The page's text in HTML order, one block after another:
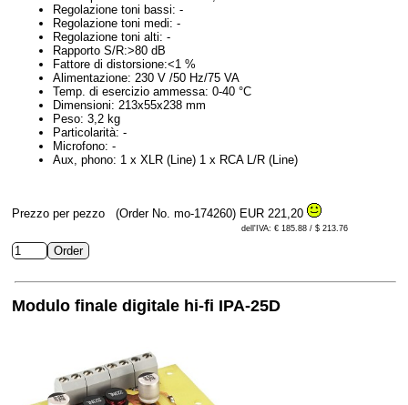
Regolazione toni bassi: -
Regolazione toni medi: -
Regolazione toni alti: -
Rapporto S/R:>80 dB
Fattore di distorsione:<1 %
Alimentazione: 230 V /50 Hz/75 VA
Temp. di esercizio ammessa: 0-40 °C
Dimensioni: 213x55x238 mm
Peso: 3,2 kg
Particolarità: -
Microfono: -
Aux, phono: 1 x XLR (Line) 1 x RCA L/R (Line)
Prezzo per pezzo (Order No. mo-174260) EUR 221,20
dell'IVA: € 185.88 / $ 213.76
Modulo finale digitale hi-fi IPA-25D